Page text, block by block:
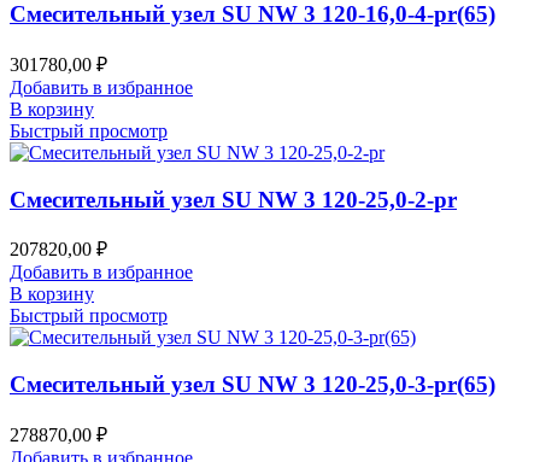
Смесительный узел SU NW 3 120-16,0-4-pr(65)
301780,00 ₽
Добавить в избранное
В корзину
Быстрый просмотр
Смесительный узел SU NW 3 120-25,0-2-pr
207820,00 ₽
Добавить в избранное
В корзину
Быстрый просмотр
Смесительный узел SU NW 3 120-25,0-3-pr(65)
278870,00 ₽
Добавить в избранное